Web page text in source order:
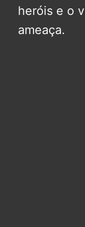
heróis e o
ameaça.